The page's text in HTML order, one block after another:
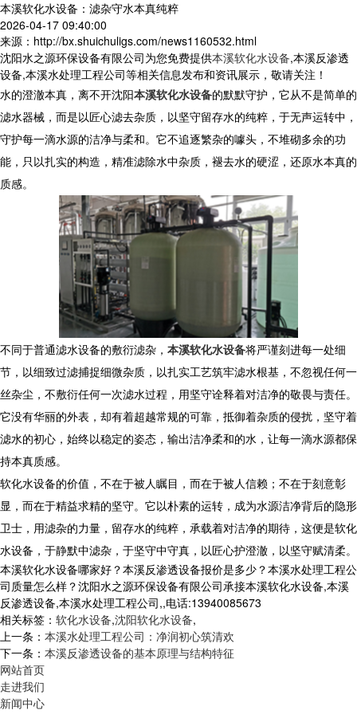
本溪软化水设备：滤杂守水本真纯粹
2026-04-17 09:40:00
来源：http://bx.shuichuligs.com/news1160532.html
沈阳水之源环保设备有限公司为您免费提供本溪软化水设备,本溪反渗透
设备,本溪水处理工程公司等相关信息发布和资讯展示，敬请关注！
水的澄澈本真，离不开沈阳本溪软化水设备的默默守护，它从不是简单的
滤水器械，而是以匠心滤去杂质，以坚守留存水的纯粹，于无声运转中，
守护每一滴水源的洁净与柔和。它不追逐繁杂的噱头，不堆砌多余的功
能，只以扎实的构造，精准滤除水中杂质，褪去水的硬涩，还原水本真的
质感。
不同于普通滤水设备的敷衍滤杂， 本溪软化水设备将严谨刻进每一处细
节，以细致过滤捕捉细微杂质，以扎实工艺筑牢滤水根基，不忽视任何一
丝杂尘，不敷衍任何一次滤水过程，用坚守诠释着对洁净的敬畏与责任。
它没有华丽的外表，却有着超越常规的可靠，抵御着杂质的侵扰，坚守着
滤水的初心，始终以稳定的姿态，输出洁净柔和的水，让每一滴水源都保
持本真质感。
软化水设备的价值，不在于被人瞩目，而在于被人信赖；不在于刻意彰
显，而在于精益求精的坚守。它以朴素的运转，成为水源洁净背后的隐形
卫士，用滤杂的力量，留存水的纯粹，承载着对洁净的期待，这便是软化
水设备，于静默中滤杂，于坚守中守真，以匠心护澄澈，以坚守赋清柔。
本溪软化水设备哪家好？本溪反渗透设备报价是多少？本溪水处理工程公
司质量怎么样？沈阳水之源环保设备有限公司承接本溪软化水设备,本溪
反渗透设备,本溪水处理工程公司,,电话:13940085673
相关标签： 软化水设备,沈阳软化水设备,
上一条： 本溪水处理工程公司：净润初心筑清欢
下一条： 本溪反渗透设备的基本原理与结构特征
网站首页
走进我们
新闻中心